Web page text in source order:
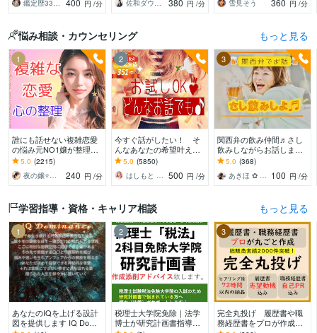
円 /分
持ち等◎祈願付き
円 /分 雪見そう 円 /分
悩み相談・カウンセリング もっと見る
1
誰にも話せない複雑恋愛
の悩み元NO1嬢が整理し
ます 夜職女性への恋・夜
職恋愛・不倫・片思い・
年の差・遠距離・失恋
5.0 (2215)
夜の嬢⭐月島みと｜複雑恋愛カウンセラー
240 円 /分
2
今すぐ話がしたい！ そ
んなあなたの希望叶えま
す 今日あったことから深
刻な悩みまで☆何でも打
ち明けてください。
5.0 (5850)
はしもと ゆっこ♡救急こころの相談室 500 円 /分
3
関西弁の飲み仲間♬さし
飲みしながらお話します
何となく話したい✨酔っ
た時のいい気分のまま⭐︎お
話しましょう
5.0 (368)
あきほ ✿ 元気を届ける関西女子✨ 100 円 /分
学習指導・資格・キャリア相談 もっと見る
1
あなたのIQを上げる設計
図を提供します IQ Domin
2
税理士大学院免除｜法学
博士が研究計画書指導し
3
完全丸投げ 履歴書や職
務経歴書をプロが作成し